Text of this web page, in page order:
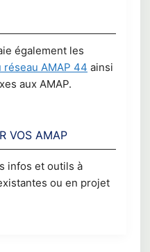
également les
réseau AMAP 44 ainsi
aux AMAP.
VOS AMAP
infos et outils à
ou en projet